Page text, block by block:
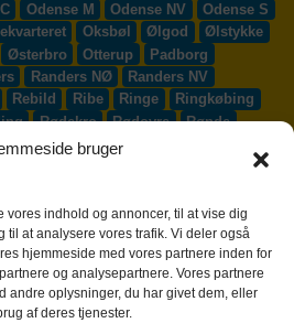
bruger
vores indhold og annoncer, til at vise dig
til at analysere vores trafik. Vi deler også
hjemmeside med vores partnere inden for
og analysepartnere. Vores partnere
andre oplysninger, du har givet dem, eller
af deres tjenester.
Odense M Odense NV
Odense S
Oksbøl Ølgod
Ølstykke
Østerbro Otterup
Padborg
Randers NØ
Randers NV
Rebild Ribe Ringe
Ringkøbing
Rødekro Rødovre
Rønde
Rudersdal
Rudkøbing
Skagen
Skalborg
Skive Skjern
Skørping
Smørum
Smørumnedre
Solrød
Solrød Strand
Starup Stege
Stenløse
Stoholm